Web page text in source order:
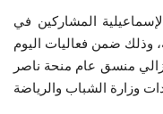
فريق العمل
إرث جمال عبدالناصر
المشاركين في
وذلك ضمن فعاليات اليوم
منسق عام منحة ناصر